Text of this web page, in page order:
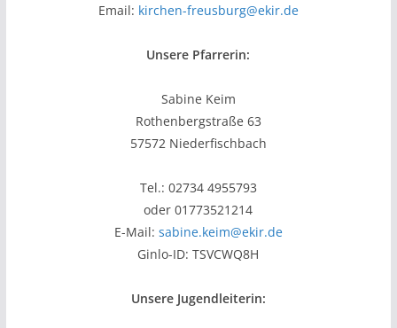
Email: kirchen-freusburg@ekir.de
Unsere Pfarrerin:
Sabine Keim
Rothenbergstraße 63
57572 Niederfischbach
Tel.: 02734 4955793
oder 01773521214
E-Mail: sabine.keim@ekir.de
Ginlo-ID: TSVCWQ8H
Unsere Jugendleiterin: